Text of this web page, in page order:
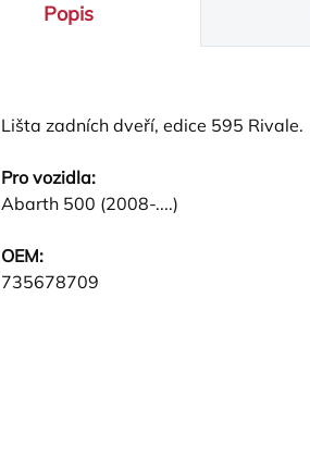
Popis
Lišta zadních dveří, edice 595 Rivale.
Pro vozidla:
Abarth 500 (2008-....)
OEM:
735678709